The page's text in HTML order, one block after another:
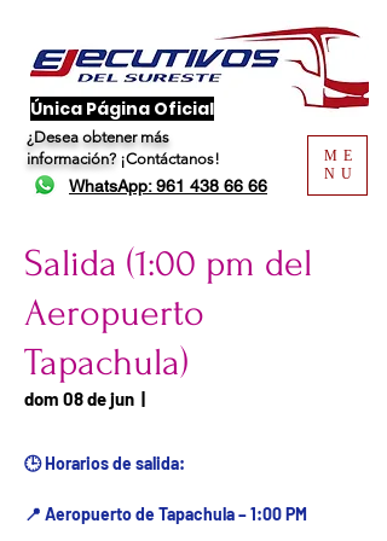
​Única Página Oficial
¿Desea obtener más
información? ¡Contáctanos!
WhatsApp: 961 438 66 66
ME
NU
Salida (1:00 pm del
Aeropuerto
Tapachula)
dom 08 de jun
  |
🕒 Horarios de salida:
📍 Aeropuerto de Tapachula – 1:00 PM